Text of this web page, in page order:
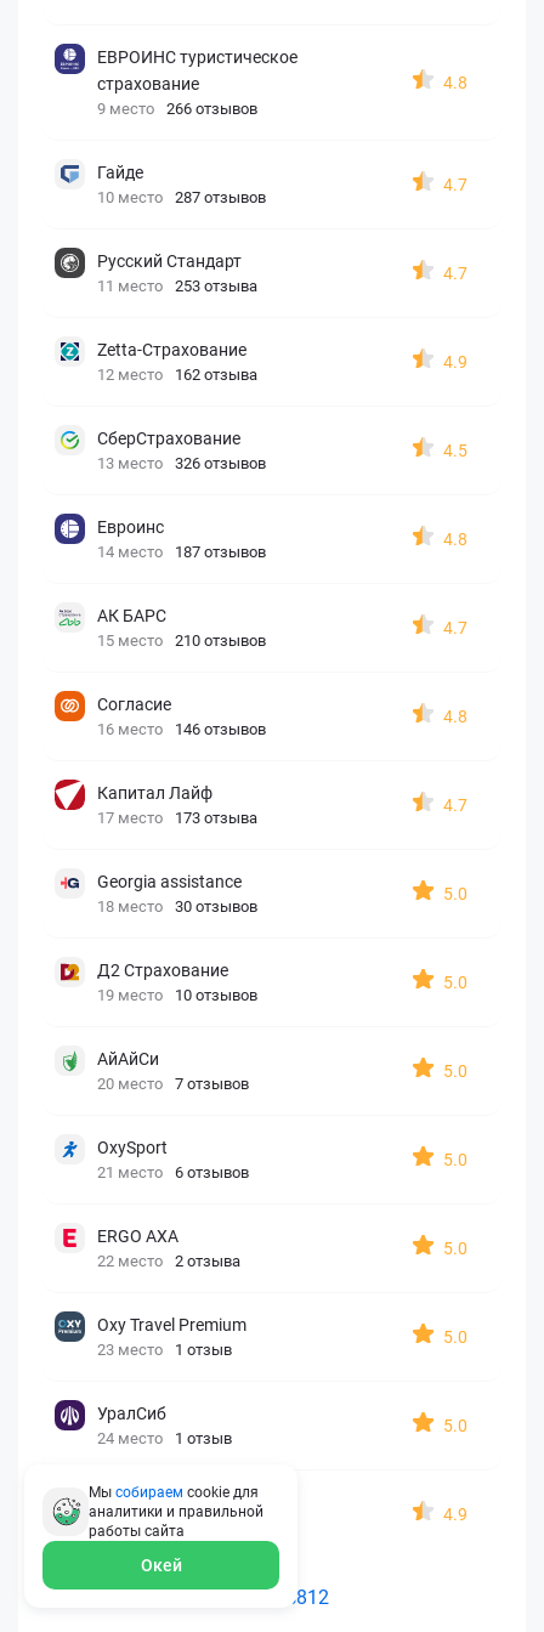
ЕВРОИНС туристическое
страхование
9 место 266 отзывов
4.8
Гайде
10 место 287 отзывов
4.7
Русский Стандарт
11 место 253 отзыва
4.7
Zetta-Страхование
12 место 162 отзыва
4.9
СберСтрахование
13 место 326 отзывов
4.5
Евроинс
14 место 187 отзывов
4.8
АК БАРС
15 место 210 отзывов
4.7
Согласие
16 место 146 отзывов
4.8
Капитал Лайф
17 место 173 отзыва
4.7
Georgia assistance
18 место 30 отзывов
5.0
Д2 Страхование
19 место 10 отзывов
5.0
АйАйСи
20 место 7 отзывов
5.0
OxySport
21 место 6 отзывов
5.0
ERGO AXA
22 место 2 отзыва
5.0
Oxy Travel Premium
23 место 1 отзыв
5.0
УралСиб
24 место 1 отзыв
5.0
МАКС
25 место 15 отзывов
4.9
Как считается рейтинг Polis812
Мы собираем cookie для
аналитики и правильной
работы сайта
Окей